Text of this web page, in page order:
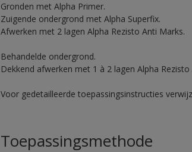
Gronden met Alpha Primer.
Zuigende ondergrond met Alpha Superfix.
Afwerken met 2 lagen Alpha Rezisto Anti Marks.
Behandelde ondergrond.
Dekkend afwerken met 1 à 2 lagen Alpha Rezisto
Voor gedetailleerde toepassingsinstructies
Toepassingsmethode